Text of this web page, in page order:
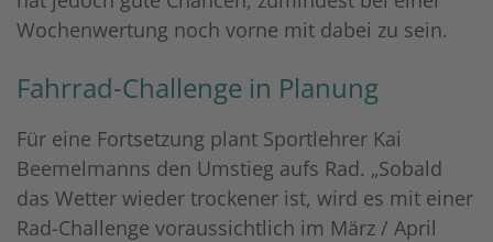
Wochenwertung noch vorne mit dabei zu sein.
Fahrrad-Challenge in Planung
Für eine Fortsetzung plant Sportlehrer Kai
Beemelmanns den Umstieg aufs Rad. „Sobald
das Wetter wieder trockener ist, wird es mit einer
Rad-Challenge voraussichtlich im März / April